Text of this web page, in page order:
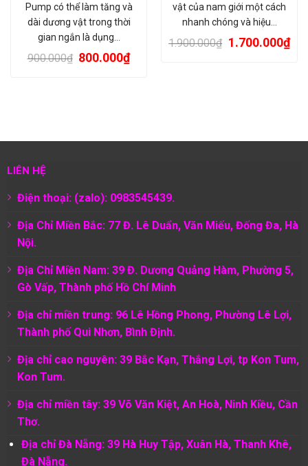
Pump có thể làm tăng và
dài dương vật trong thời
gian ngắn là dụng…
900.000₫ 800.000₫
vật của nam giới một cách
nhanh chóng và hiệu…
1.900.000₫ 1.700.000₫
LIÊN HỆ
Điện thoại: (zalo): 0983545439.
Địa Chỉ Miền Bắc: 77 Đ. Lê Duẩn, Văn Miếu, Đống Đa, Hà
Nội.
Địa Chỉ Miền Nam: 39 Đ. Dương Quảng Hàm, Phường 5,
Gò Vấp, Thành phố Hồ Chí Minh
Địa chỉ miền trung: 96 Lê Hồng Phong, Phường Lê Lợi,
Thành phố Qui Nhơn, Bình Định.
Địa chỉ cao nguyên: 39 Bắc Kạn, Thắng Lợi, tp Kon Tum,
Kon Tum.
Địa chỉ miền tây: 39 Võ Văn Kiệt, An Hoà, Ninh Kiều, Cần
Thơ.
Địa chỉ Đà Nẵng: 39 Hà Huy Tập, Xuân Hà, Thanh Khê,
Đà Nẵng.